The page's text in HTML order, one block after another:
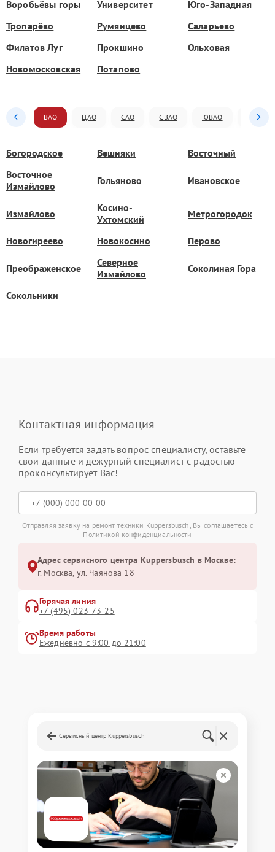
Воробьёвы горы Университет
Юго-Западная
Тропарёво
Румянцево
Саларьево
Филатов Луг
Прокшино
Ольховая
Новомосковская
Потапово
ВАО ЦАО САО СВАО ЮВАО ЮАО
Богородское Вешняки
Восточный
Восточное
Измайлово
Гольяново Ивановское
Измайлово
Косино-
Ухтомский
Метрогородок
Новогиреево Новокосино Перово
Преображенское
Северное
Измайлово
Соколиная Гора
Сокольники
Контактная информация
Если требуется задать вопрос специалисту, оставьте
свои данные и дежурный специалист с радостью
проконсультирует Вас!
Отправляя заявку на ремонт техники Kuppersbusch, Вы соглашаетесь с
Политикой конфиденциальности
Адрес сервисного центра Kuppersbusch в Москве:
г. Москва, ул. Чаянова 18
Горячая линия
+7 (495) 023-73-25
Время работы
Ежедневно с 9:00 до 21:00
Сервисный центр Kuppersbusch